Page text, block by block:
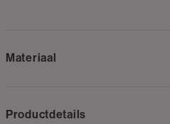
Materiaal
Productdetails